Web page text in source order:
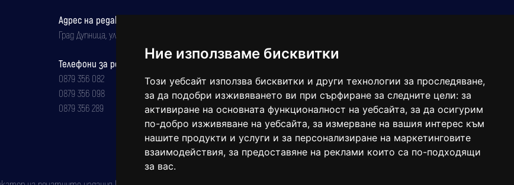
Ние използваме бисквитки
Този уебсайт използва бисквитки и други технологии за проследяване,
за да подобри изживяването ви при сърфиране за следните цели: за
активиране на основната функционалност на уебсайта, за да осигурим
по-добро изживяване на уебсайта, за измерване на вашия интерес към
нашите продукти и услуги и за персонализиране на маркетинговите
взаимодействия, за предоставяне на реклами които са по-подходящи
за вас.
Адрес на редакцията
Град Дупница, ул.''Христо Ботев" 43
Телефони за реклама и абонаменти
0879 356 082
0879 356 098
0879 356 289
balgarkanews@gmail.com